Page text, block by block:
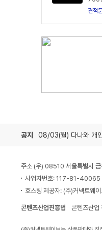
견적
공지
주소 (우) 08510 서울특별시
사업자번호: 117-81-40065
호스팅 제공자: (주)커넥트웨
콘텐츠산업진흥법 콘텐츠산업